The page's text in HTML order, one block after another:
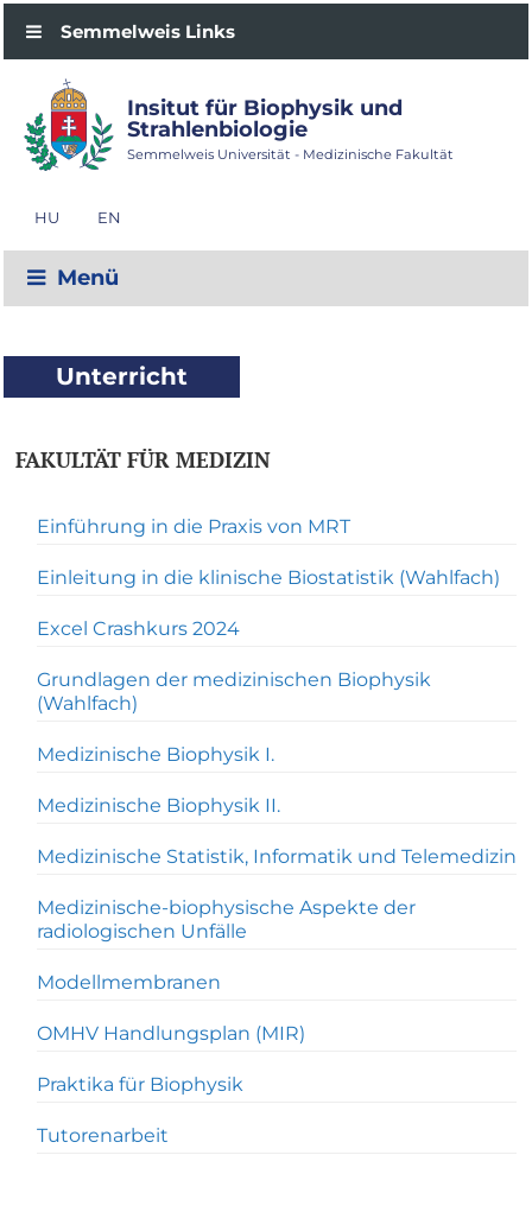
Semmelweis Links
Insitut für Biophysik und
Strahlenbiologie
Semmelweis Universität - Medizinische Fakultät
HU EN
Menü
Unterricht
FAKULTÄT FÜR MEDIZIN
Einführung in die Praxis von MRT
Einleitung in die klinische Biostatistik (Wahlfach)
Excel Crashkurs 2024
Grundlagen der medizinischen Biophysik
(Wahlfach)
Medizinische Biophysik I.
Medizinische Biophysik II.
Medizinische Statistik, Informatik und Telemedizin
Medizinische-biophysische Aspekte der
radiologischen Unfälle
Modellmembranen
OMHV Handlungsplan (MIR)
Praktika für Biophysik
Tutorenarbeit